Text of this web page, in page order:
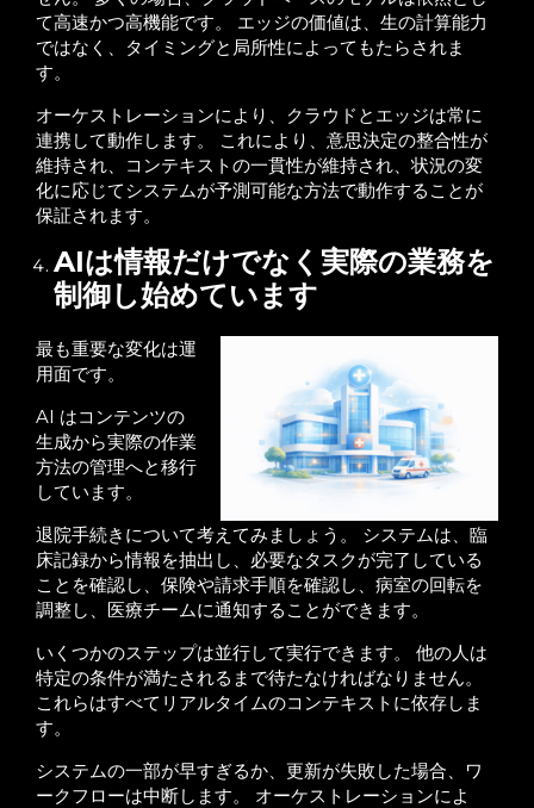
て高速かつ高機能です。 エッジの価値は、生の計算能力
ではなく、タイミングと局所性によってもたらされま
す。
オーケストレーションにより、クラウドとエッジは常に
連携して動作します。 これにより、意思決定の整合性が
維持され、コンテキストの一貫性が維持され、状況の変
化に応じてシステムが予測可能な方法で動作することが
保証されます。
AIは情報だけでなく実際の業務を
制御し始めています
最も重要な変化は運
用面です。
AI はコンテンツの
生成から実際の作業
方法の管理へと移行
しています。
退院手続きについて考えてみましょう。 システムは、臨
床記録から情報を抽出し、必要なタスクが完了している
ことを確認し、保険や請求手順を確認し、病室の回転を
調整し、医療チームに通知することができます。
いくつかのステップは並行して実行できます。 他の人は
特定の条件が満たされるまで待たなければなりません。
これらはすべてリアルタイムのコンテキストに依存しま
す。
システムの一部が早すぎるか、更新が失敗した場合、ワ
ークフローは中断します。 オーケストレーションによ